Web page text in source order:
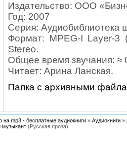
Издательство: ООО
Год: 2007
Серия: Аудиобиблиотека
Формат: MPEG-I Layer-3
Stereo.
Общее время звучания: ≈
Читает: Арина Ланская.
Папка с архивными
на mp3 - бесплатные аудиокниги » Аудиокниги »
музыкант (Русская проза)